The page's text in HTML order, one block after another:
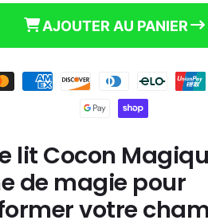
lit
Cocon
voile
Decoratif
AJOUTER AU PANIER
lit Cocon
de magie pour
votre